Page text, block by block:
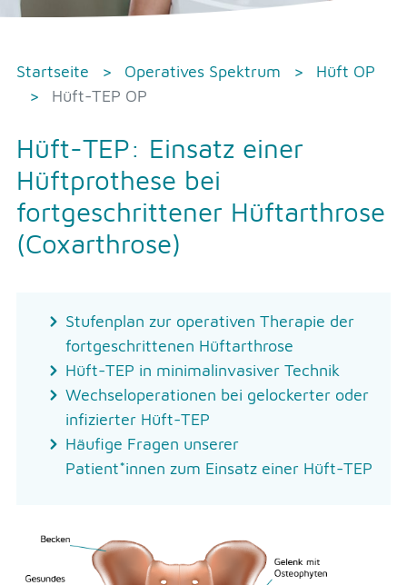
Startseite Operatives Spektrum
Hüft OP
Hüft-TEP OP
Hüft-TEP: Einsatz einer
Hüftprothese bei
fortgeschrittener Hüftarthrose
(Coxarthrose)
Stufenplan zur operativen Therapie der
fortgeschrittenen Hüftarthrose
Hüft-TEP in minimalinvasiver Technik
Wechseloperationen bei gelockerter oder
infizierter Hüft-TEP
Häufige Fragen unserer
Patient*innen zum Einsatz einer Hüft-TEP